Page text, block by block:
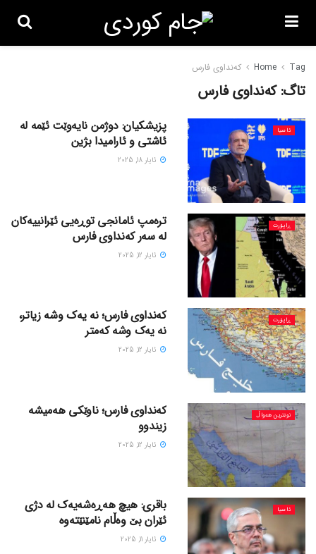
Home Tag کەنداوی فارس
تاگ:کەنداوی فارس
ئاسیا
پزیشکیان: دوژمن نایەوێت ئێمە لە
ئاشتی و ئارامیدا بژین
ئایار 18, 2025
ڕاپۆرت
ترەمپ ئامانجی توڕەیی ئێرانییەکان
لە سەر کەنداوی فارس
ئایار 12, 2025
ڕاپۆرت
کەنداوی فارس؛ نە یەک وشە زیاتر،
نە یەک وشە کەمتر
ئایار 12, 2025
نوێترین هەواڵ
کەنداوی فارس؛ ناوێکی هەمیشە
زیندوو
ئایار 12, 2025
ئاسیا
باقری: هیچ هەڕەشەیەک لە دژی
ئێران بێ وەڵام نامێنێتەوە
ئایار 11, 2025